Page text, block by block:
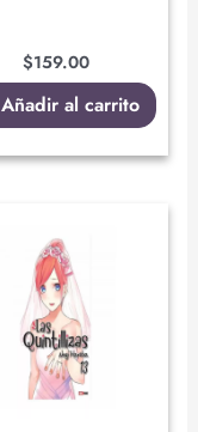
$159.00
Añadir al carrito